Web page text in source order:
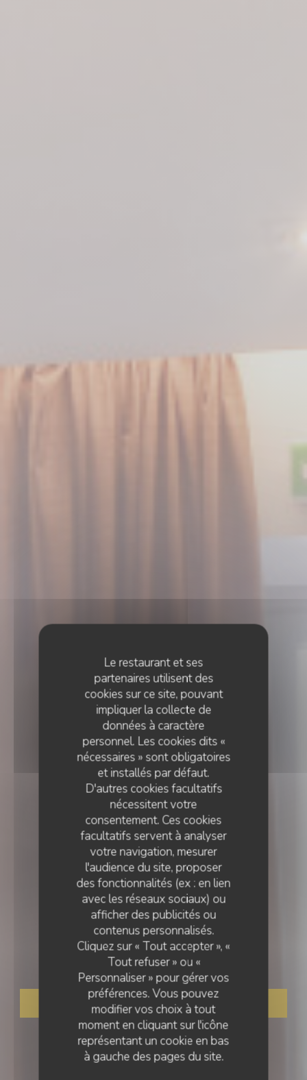
Le restaurant et ses
partenaires utilisent des
cookies sur ce site, pouvant
impliquer la collecte de
données à caractère
personnel. Les cookies dits «
nécessaires » sont obligatoires
et installés par défaut.
D'autres cookies facultatifs
nécessitent votre
consentement. Ces cookies
facultatifs servent à analyser
votre navigation, mesurer
l'audience du site, proposer
des fonctionnalités (ex : en lien
avec les réseaux sociaux) ou
afficher des publicités ou
contenus personnalisés.
Cliquez sur « Tout accepter », «
Tout refuser » ou «
Personnaliser » pour gérer vos
préférences. Vous pouvez
modifier vos choix à tout
moment en cliquant sur l'icône
représentant un cookie en bas
à gauche des pages du site.
RESTAURANT TRADITIONNEL
• SEYSSEL
Le Rive Droite
RÉSERVER